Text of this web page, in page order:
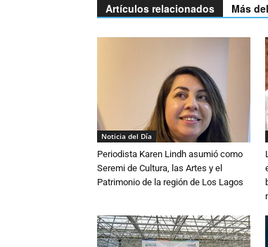
Artículos relacionados Más
Noticia del Día
Periodista Karen Lindh asumió como
Seremi de Cultura, las Artes y el
Patrimonio de la región de Los Lagos